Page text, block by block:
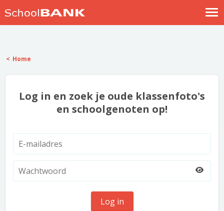
Help
Home
Log in en zoek je oude klassenfoto's
en schoolgenoten op!
Log in